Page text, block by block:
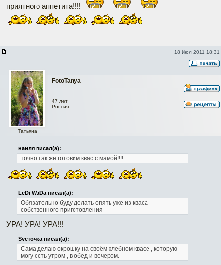
приятного аппетита!!!!
18 Июл 2011 18:31
FotoTanya
Татьяна
47 лет
Россия
наиля писал(а):
точно так же готовим квас с мамой!!!!
LeDi WaDa писал(а):
Обязательно буду делать опять уже из кваса
собственного приготовления
УРА! УРА! УРА!!!
Svеточка писал(а):
Сама делаю окрошку на своём хлебном квасе , которую
могу есть утром , в обед и вечером.